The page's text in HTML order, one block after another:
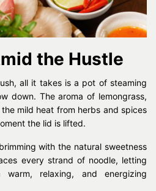
the Hustle
all it takes is a pot of steaming
down. The aroma of lemongrass,
mild heat from herbs and spices
the lid is lifted.
with the natural sweetness
every strand of noodle, letting
relaxing, and energizing